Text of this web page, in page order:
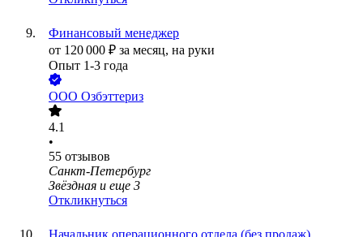
Финансовый менеджер
от 120 000 ₽ за месяц, на руки
Опыт 1-3 года
ООО Озбэттериз
4.1
•
55 отзывов
Санкт-Петербург
Звёздная и еще 3
Откликнуться